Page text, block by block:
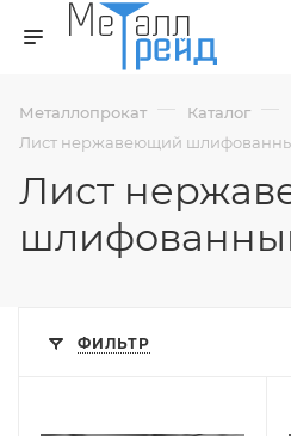
Металлопрокат — Каталог —
Лист нержавеющий
Лист
ФИЛЬТР